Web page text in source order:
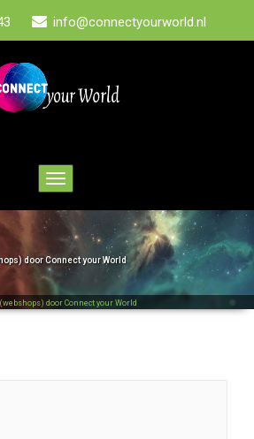
info@connectyourworld.nl
Toggle
navigation
door Connect your World
door Connect your World